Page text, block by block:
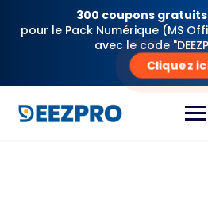
300 coupons
pour le Pack Numérique (MS
avec le code
Cliquez
content